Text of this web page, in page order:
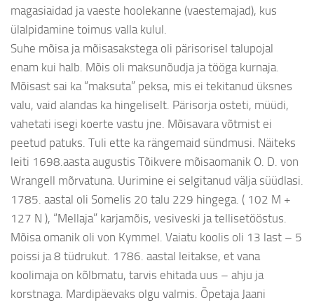
magasiaidad ja vaeste hoolekanne (vaestemajad), kus
ülalpidamine toimus valla kulul.
Suhe mõisa ja mõisasakstega oli pärisorisel talupojal
enam kui halb. Mõis oli maksunõudja ja tööga kurnaja.
Mõisast sai ka “maksuta” peksa, mis ei tekitanud üksnes
valu, vaid alandas ka hingeliselt. Pärisorja osteti, müüdi,
vahetati isegi koerte vastu jne. Mõisavara võtmist ei
peetud patuks. Tuli ette ka rängemaid sündmusi. Näiteks
leiti 1698.aasta augustis Tõikvere mõisaomanik O. D. von
Wrangell mõrvatuna. Uurimine ei selgitanud välja süüdlasi.
1785. aastal oli Somelis 20 talu 229 hingega. ( 102 M +
127 N ), “Mellaja” karjamõis, vesiveski ja tellisetööstus.
Mõisa omanik oli von Kymmel. Vaiatu koolis oli 13 last – 5
poissi ja 8 tüdrukut. 1786. aastal leitakse, et vana
koolimaja on kõlbmatu, tarvis ehitada uus – ahju ja
korstnaga. Mardipäevaks olgu valmis. Õpetaja Jaani